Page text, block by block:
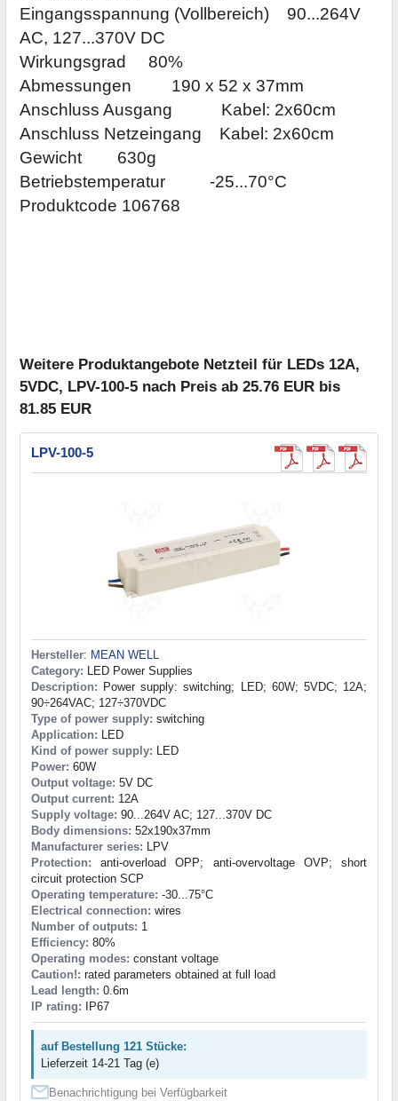
Eingangsspannung (Vollbereich) 90...264V
AC, 127...370V DC
Wirkungsgrad 80%
Abmessungen 190 x 52 x 37mm
Anschluss Ausgang Kabel: 2x60cm
Anschluss Netzeingang Kabel: 2x60cm
Gewicht 630g
Betriebstemperatur -25...70°C
Produktcode 106768
Weitere Produktangebote Netzteil für LEDs 12A,
5VDC, LPV-100-5 nach Preis ab 25.76 EUR bis
81.85 EUR
LPV-100-5
Hersteller: MEAN WELL
Category: LED Power Supplies
Description: Power supply: switching; LED; 60W; 5VDC; 12A;
90÷264VAC; 127÷370VDC
Type of power supply: switching
Application: LED
Kind of power supply: LED
Power: 60W
Output voltage: 5V DC
Output current: 12A
Supply voltage: 90...264V AC; 127...370V DC
Body dimensions: 52x190x37mm
Manufacturer series: LPV
Protection: anti-overload OPP; anti-overvoltage OVP; short
circuit protection SCP
Operating temperature: -30...75°C
Electrical connection: wires
Number of outputs: 1
Efficiency: 80%
Operating modes: constant voltage
Caution!: rated parameters obtained at full load
Lead length: 0.6m
IP rating: IP67
auf Bestellung 121 Stücke:
Lieferzeit 14-21 Tag (e)
Benachrichtigung bei Verfügbarkeit